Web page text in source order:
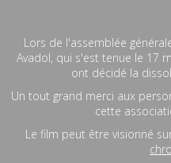
Lors de l'assemblée
Avadol, qui s'est tenue le 17
ont décidé la
Un tout grand merci aux
cette
Le film peut être visionné